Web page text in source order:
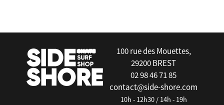
100 rue des Mouettes,
29200 BREST
02 98 46 71 85
contact@side-shore.com
10h - 12h30 / 14h - 19h